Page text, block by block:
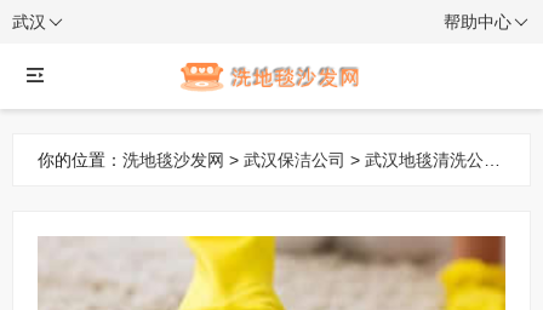
武汉 帮助中心
你的位置： 洗地毯沙发网 > 武汉保洁公司 > 武汉地毯清洗公司